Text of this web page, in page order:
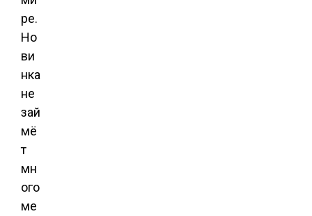
ре.
Но
ви
нка
не
зай
мё
т
мн
ого
ме